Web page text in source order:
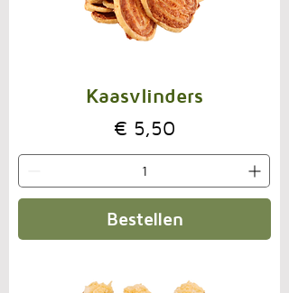
Kaasvlinders
Prijs
€ 5,50
Bestellen